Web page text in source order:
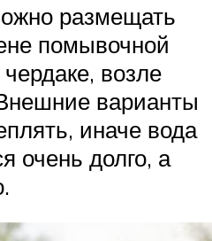
размещать
помывочной
возле
варианты
иначе вода
очень долго, а